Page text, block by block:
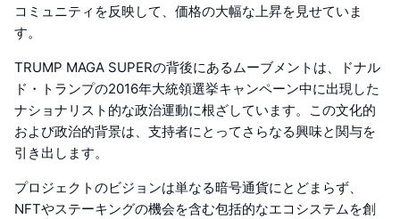
コミュニティを反映して、価格の大幅な上昇を見せていま
す。
TRUMP MAGA SUPERの背後にあるムーブメントは、ドナル
ド・トランプの2016年大統領選挙キャンペーン中に出現した
ナショナリスト的な政治運動に根ざしています。この文化的
および政治的背景は、支持者にとってさらなる興味と関与を
引き出します。
プロジェクトのビジョンは単なる暗号通貨にとどまらず、
NFTやステーキングの機会を含む包括的なエコシステムを創